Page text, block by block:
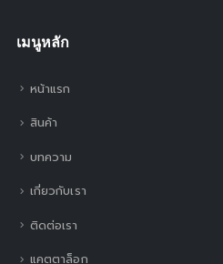
เมนูหลัก
หน้าแรก
สินค้า
บทความ
เกี่ยวกับเรา
ติดต่อเรา
แคตตาล็อก